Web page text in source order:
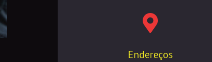
Endereços